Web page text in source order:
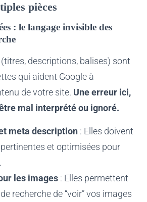
pièces
: le langage invisible des
descriptions, balises) sont
qui aident Google à
de votre site. Une erreur ici,
mal interprété ou ignoré.
meta description : Elles doivent
et optimisées pour
les images : Elles permettent
recherche de “voir” vos images